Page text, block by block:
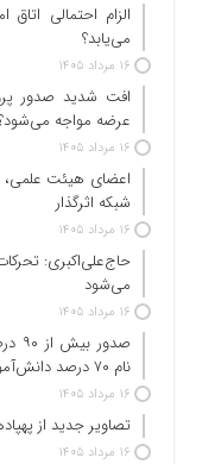
الزام احتمالی
می‌یابد؟
۱۶ مرداد ۱۴۰۵
افت شدید صدور
عرضه مواجه
۱۶ مرداد ۱۴۰۵
اعضای هیئت علمی،
شبکه‌ اثرگذار
۱۶ مرداد ۱۴۰۵
حاج‌علی‌اکبری:
می‌شود
۱۶ مرداد ۱۴۰۵
نام ۷۰ درصد دانش‌آموزان متوسطه اول
۱۶ مرداد ۱۴۰۵
تصاویر جدید از
۱۶ مرداد ۱۴۰۵